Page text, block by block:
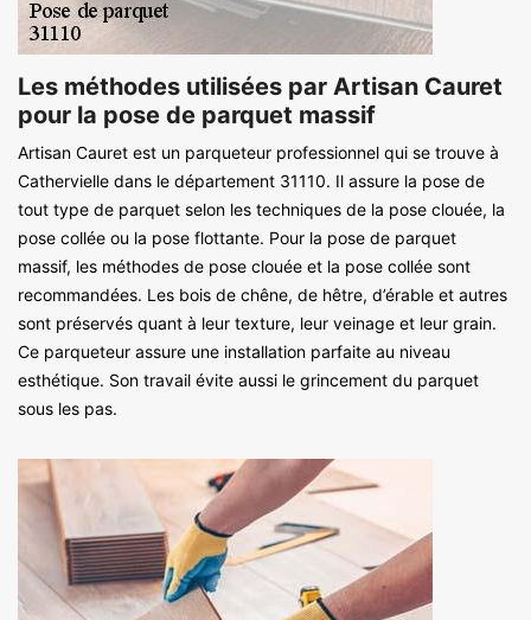
Les méthodes utilisées par Artisan Cauret
pour la pose de parquet massif
Artisan Cauret est un parqueteur professionnel qui se trouve à
Cathervielle dans le département 31110. Il assure la pose de
tout type de parquet selon les techniques de la pose clouée, la
pose collée ou la pose flottante. Pour la pose de parquet
massif, les méthodes de pose clouée et la pose collée sont
recommandées. Les bois de chêne, de hêtre, d’érable et autres
sont préservés quant à leur texture, leur veinage et leur grain.
Ce parqueteur assure une installation parfaite au niveau
esthétique. Son travail évite aussi le grincement du parquet
sous les pas.